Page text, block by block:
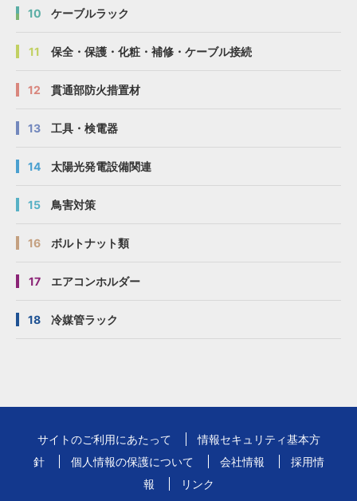
10 ケーブルラック
11 保全・保護・化粧・補修・ケーブル接続
12 貫通部防火措置材
13 工具・検電器
14 太陽光発電設備関連
15 鳥害対策
16 ボルトナット類
17 エアコンホルダー
18 冷媒管ラック
サイトのご利用にあたって
情報セキュリティ基本方
針
個人情報の保護について 会社情報
採用情
報
リンク